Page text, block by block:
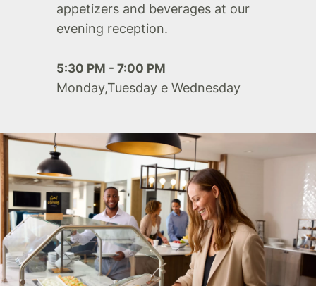
appetizers and beverages at our
evening reception.
5:30 PM - 7:00 PM
Monday,Tuesday e Wednesday